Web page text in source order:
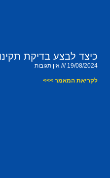
כיצד לבצע בדיקת
19/08/2024 אין תגובות
לקריאת המאמר >>>